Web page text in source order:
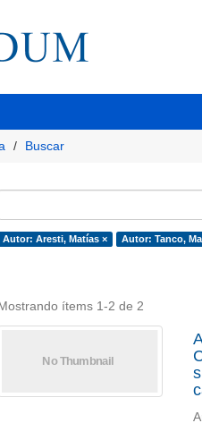
Buscar
Autor: Aresti, Matías × Autor: Tanco,
ítems 1-2 de 2